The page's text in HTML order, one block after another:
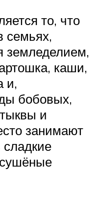
то, что
семьях,
земледелием,
каши,
и,
бобовых,
и
занимают